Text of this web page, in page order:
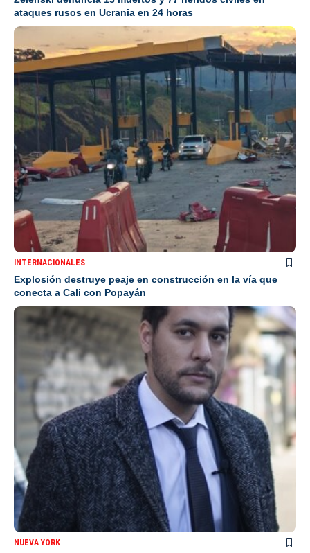
ataques rusos en Ucrania en 24 horas
INTERNACIONALES
Explosión destruye peaje en construcción en la vía que
conecta a Cali con Popayán
NUEVA YORK